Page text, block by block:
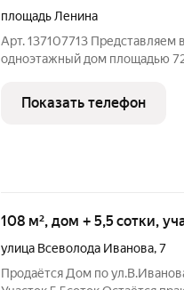
площадь Ленина
Арт. 137107713
одноэтажный дом площадью
Идеальное место для
отдыха.
Показать телефон
108 м², дом + 5,5 сотки,
улица Всеволода Иванова,7
Пpoдaётся Дoм пo